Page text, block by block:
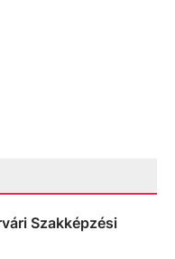
Szakképzési